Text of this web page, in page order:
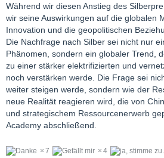
Während wir diesen Anstieg des
wir seine Auswirkungen auf die globalen
Innovation und die geopolitischen
Die Nachfrage nach Silber sei nicht nur
Phänomen, sondern ein globaler Trend,
zu einer stärker elektrifizierten und
noch verstärken werde. Die Frage sei
weiter steigen werde, sondern wie der
neue Realität reagieren wird, die von
und strategischem Ressourcenerwerb
Academy abschließend.
7 4